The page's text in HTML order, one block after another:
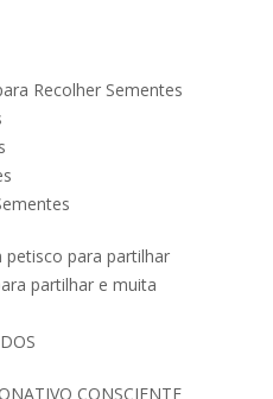
Recolher Sementes
para partilhar
partilhar e muita
CONSCIENTE